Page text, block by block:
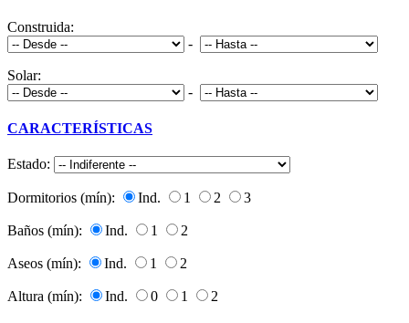
Construida:
-
Solar:
-
CARACTERÍSTICAS
Estado:
Dormitorios (mín): Ind. 1 2 3
Baños (mín): Ind. 1 2
Aseos (mín): Ind. 1 2
Altura (mín): Ind. 0 1 2